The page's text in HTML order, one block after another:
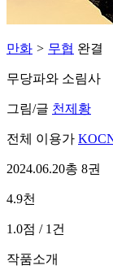
만화 > 무협 완결
무당파와 소림사
그림/글 천제황
전체 이용가
2024.06.20총 8권
4.9천
1.0점 / 1건
작품소개